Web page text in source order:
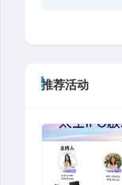
推荐活动